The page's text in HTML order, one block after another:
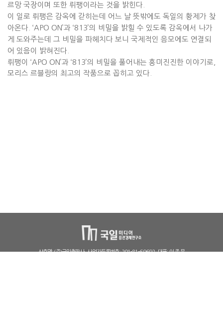
르망 국장이며 또한 뤼팽이라는 것을 밝힌다
이 일로 뤼팽은 감옥에 갇히는데 어느 날 뜻밖에도 독일의 황제가 찾
아온다 . ‘APO ON’과 ‘813’의 비밀을 밝힐 수 있도록 감옥에서 나가
게 도와주는데 그 비밀을 파헤치다 보니 국제적인 음모에도 연결되
어 있음이 밝혀진다
뤼팽이 ‘APO ON’과 ‘813’의 비밀을 풀어내는 흥미진진한 이야기로
모리스 르블랑의 최고의 작품으로 꼽히고 있다
상호명: (주)국일출판사 사업자등록번호: 201-81-69692 대표: 이 종 문